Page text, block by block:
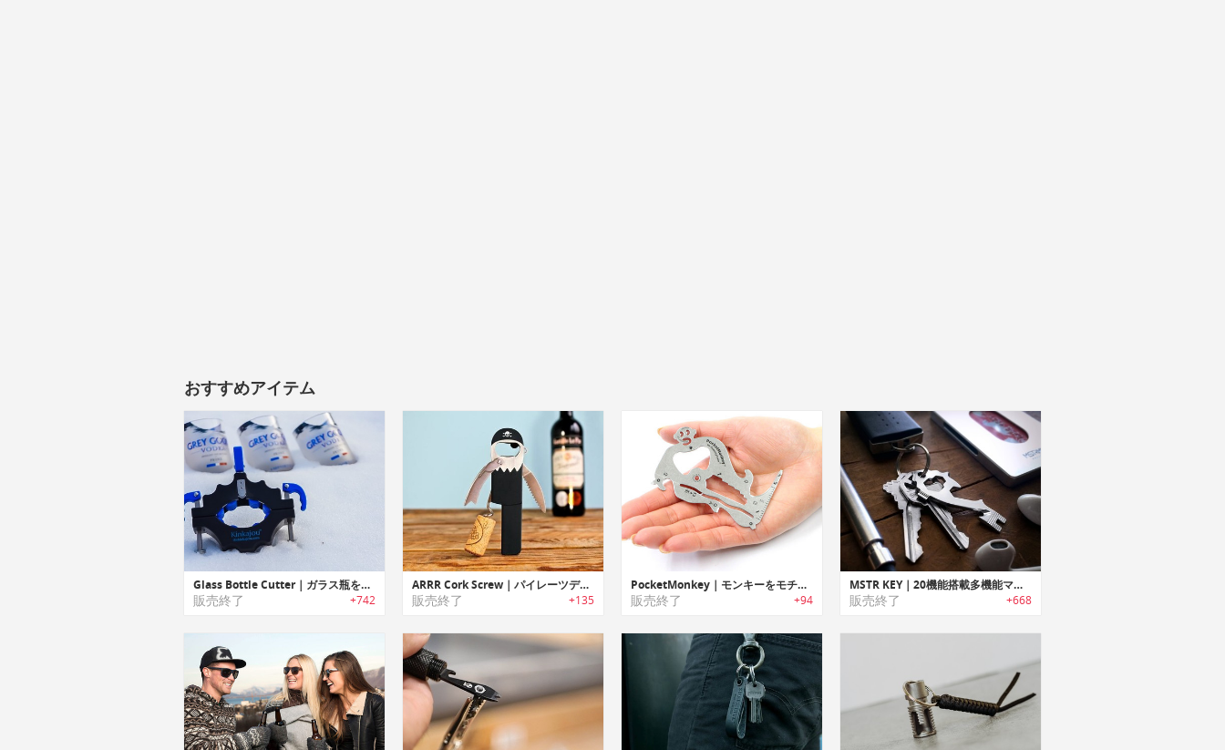
おすすめアイテム
Glass Bottle Cutter｜ガラス瓶をグラスやインテリアに再利用可能なガラスボトルカッター
販売終了 +742
ARRR Cork Screw｜パイレーツデザインボトルオープナー
販売終了 +135
PocketMonkey｜モンキーをモチーフにした多機能マルチツール「ポケットモンキー」
販売終了 +94
MSTR KEY｜20機能搭載多機能マルチキーツール「マスターキー」
販売終了 +668